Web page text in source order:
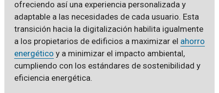
ofreciendo así una experiencia personalizada y
adaptable a las necesidades de cada usuario. Esta
transición hacia la digitalización habilita igualmente
a los propietarios de edificios a maximizar el ahorro
energético y a minimizar el impacto ambiental,
cumpliendo con los estándares de sostenibilidad y
eficiencia energética.